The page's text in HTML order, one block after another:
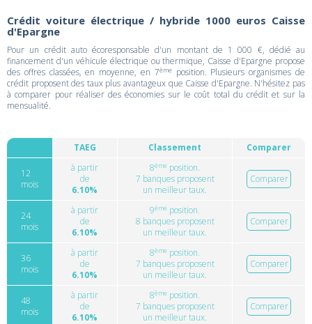
Crédit voiture électrique / hybride 1000 euros Caisse
d'Epargne
Pour un crédit auto écoresponsable d'un montant de 1 000 €, dédié au
financement d'un véhicule électrique ou thermique, Caisse d'Epargne propose
des offres classées, en moyenne, en 7èmeposition. Plusieurs organismes de
crédit proposent des taux plus avantageux que Caisse d'Epargne. N'hésitez pas
à comparer pour réaliser des économies sur le coût total du crédit et sur la
mensualité.
TAEG Classement Comparer
12
mois
à partir
de
6.10%
8ème position.
7 banques proposent
un meilleur taux.
Comparer
24
mois
à partir
de
6.10%
9ème position.
8 banques proposent
un meilleur taux.
Comparer
36
mois
à partir
de
6.10%
8ème position.
7 banques proposent
un meilleur taux.
Comparer
48
mois
à partir
de
6.10%
8ème position.
7 banques proposent
un meilleur taux.
Comparer